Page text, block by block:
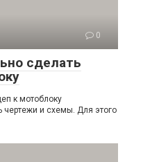
0
сделать
к мотоблоку
чертежи и схемы. Для этого